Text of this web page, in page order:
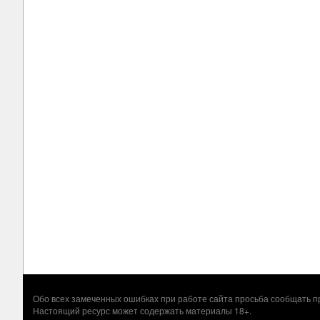
Обо всех замеченных ошибках при работе сайта просьба
Настоящий ресурс может содержать материалы 18+.